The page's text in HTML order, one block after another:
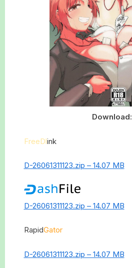
Download:
FreeDlink
D-26061311123.zip – 14.07 MB
D-26061311123.zip – 14.07 MB
RapidGator
D-26061311123.zip – 14.07 MB